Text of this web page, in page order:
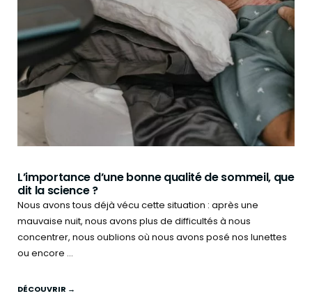
L’importance d’une bonne qualité de sommeil, que
dit la science ?
Nous avons tous déjà vécu cette situation : après une
mauvaise nuit, nous avons plus de difficultés à nous
concentrer, nous oublions où nous avons posé nos lunettes
ou encore ...
DÉCOUVRIR →